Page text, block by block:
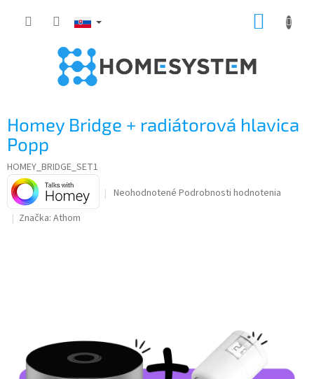
Homey Bridge + radiátorová hlavica
Popp
HOMEY_BRIDGE_SET1
Priemerné
Neohodnotené Podrobnosti hodnotenia
Značka: Athom